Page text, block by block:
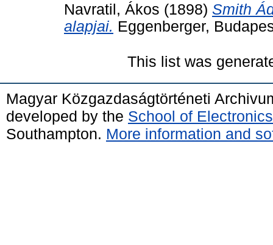
Navratil, Ákos (1898) Smith
alapjai. Eggenberger,
This list was
Magyar Közgazdaságtörténeti
developed by the School of
Southampton. More information and